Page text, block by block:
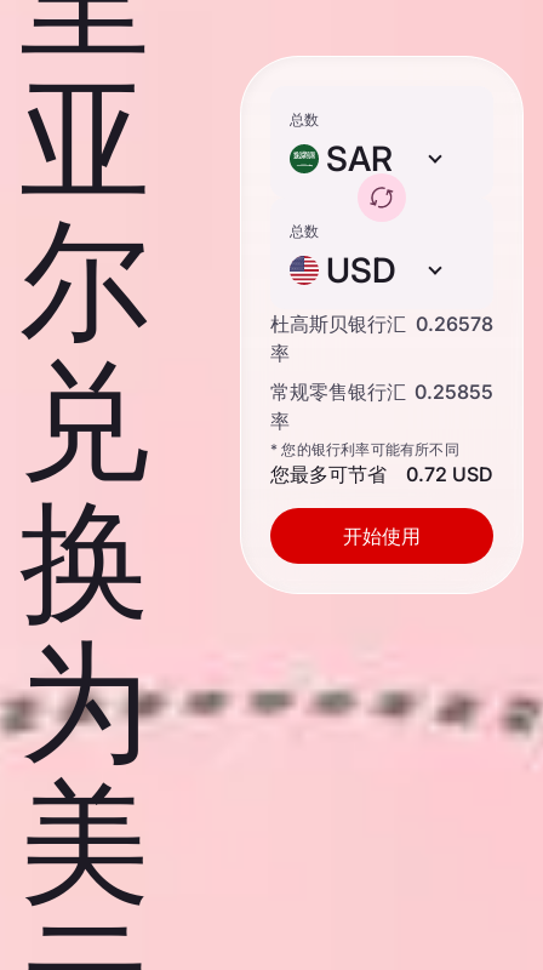
亚
尔
兑
换
为
美
总数
SAR
总数
USD
杜高斯贝银行汇
率
0.26578
常规零售银行汇
率
0.25855
* 您的银行利率可能有所不同
您最多可节省 0.72 USD
开始使用